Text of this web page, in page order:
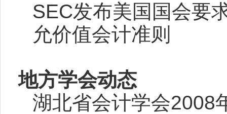
SEC发布美国国会要
允价值会计准则
地方学会动态
湖北省会计学会2008